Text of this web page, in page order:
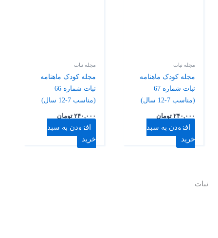
مجله نبات
مجله کودک ماهنامه
نبات شماره 67
(مناسب 7-12 سال)
۲۴۰,۰۰۰ تومان
افزودن به سبد
خرید
مجله نبات
مجله کودک ماهنامه
نبات شماره 66
(مناسب 7-12 سال)
۲۴۰,۰۰۰ تومان
افزودن به سبد
خرید
نبات